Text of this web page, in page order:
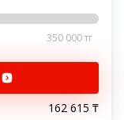
350 000 тг
162 615 ₸